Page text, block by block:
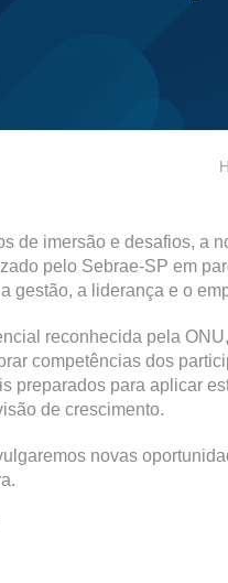
de imersão e desafios, a
pelo Sebrae-SP em
gestão, a liderança e o
reconhecida pela
competências dos
preparados para aplicar
de crescimento.
novas